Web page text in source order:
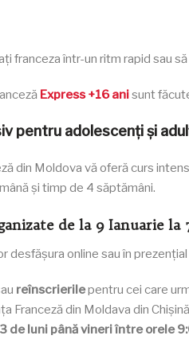
franceza într-un ritm rapid sau
Express +16 anisunt
pentru adolescenți și
din Moldova vă oferă curs
și timp de 4 săptămâni.
de la 9 Ianuarie la
desfășura online sau în prezențial
reînscrierilepentru cei care
Franceză din Moldava din
de luni până vineri între orele